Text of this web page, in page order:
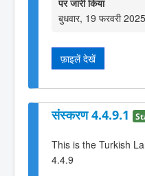
बुधवार, 19 फरवरी
फ़ाइलें देखें
संस्करण 4.4.9.1
This is the Turkish
4.4.9